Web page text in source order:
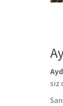
siz